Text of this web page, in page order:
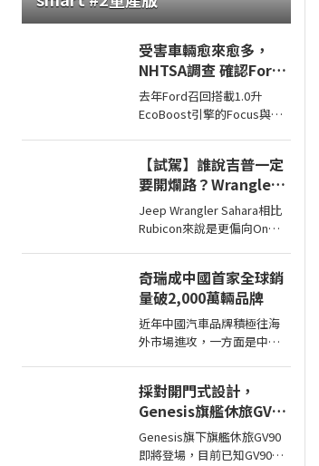
受害車輛愈來愈多，
NHTSA調查 確認Ford
1.0升EcoBoost引擎正
時皮帶會產生碎屑導致
去年Ford召回搭載1.0升
EcoBoost引擎的Focus與
進入調查，之後甚至還擴大
範圍和技術工程分析，如今
則確認原因了。
【試駕】誰說吉普一定
要開爛路？Wrangler
Sahara開在平路一樣
順！
Jeep Wrangler Sahara相比
Rubicon來說是更偏向On
但這不表示Sahara的越野能
力就比較弱，絕大多數的越
野路面Sahara還是可以輕鬆
通過，但就跟標題講的一
奇瑞成中國首家全球銷
量破2,000萬輛品牌
近年中國汽車品牌積極往海
外市場進攻，一方面是中國
宣布全球累積銷量突破2,000
萬輛，也是第一家達此成績
的中國汽車品牌。
採對開門式設計，
Genesis旗艦休旅GV90
即將現身
Genesis旗下旗艦休旅GV90
即將登場，目前已知GV90將